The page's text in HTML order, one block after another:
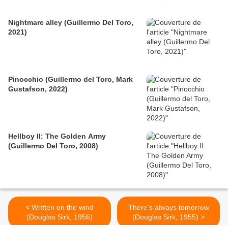
Nightmare alley (Guillermo Del Toro,
2021)
Pinocchio (Guillermo del Toro, Mark
Gustafson, 2022)
Hellboy II: The Golden Army
(Guillermo Del Toro, 2008)
< Written on the wind
(Douglas Sirk, 1956)
There's always tomorrow
(Douglas Sirk, 1955) >